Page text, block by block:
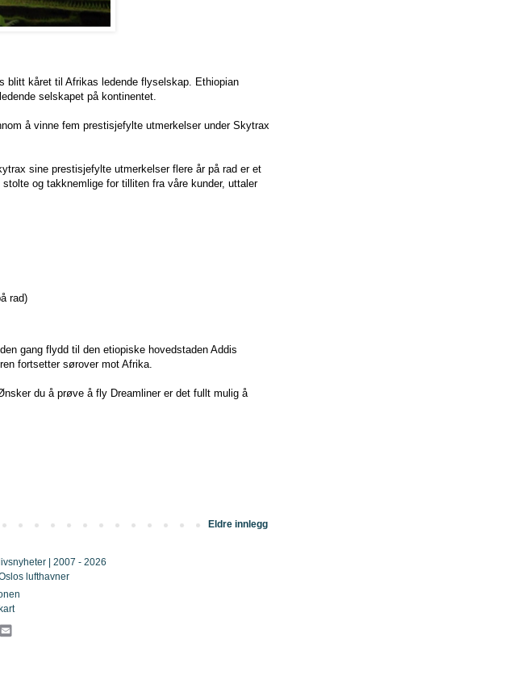
blitt kåret til Afrikas ledende flyselskap. Ethiopian
selskapet på kontinentet.
å vinne fem prestisjefylte utmerkelser under Skytrax
sine prestisjefylte utmerkelser flere år på rad er et
og takknemlige for tilliten fra våre kunder, uttaler
rad)
gang flydd til den etiopiske hovedstaden Addis
fortsetter sørover mot Afrika.
du å prøve å fly Dreamliner er det fullt mulig å
Eldre innlegg
| 2007 - 2026
lufthavner